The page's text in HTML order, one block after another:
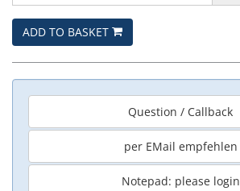
ADD TO BASKET
Question / Callback
per EMail empfehlen
Notepad: please login